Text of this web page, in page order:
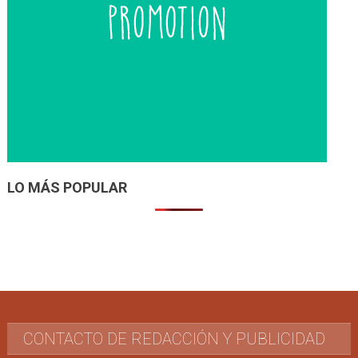
LO MÁS POPULAR
CONTACTO DE REDACCIÓN Y PUBLICIDAD